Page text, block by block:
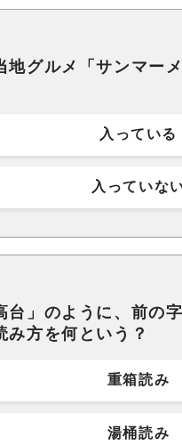
地グルメ「サンマー
入っている
入っていな
台」のように、前の
み方を何という？
重箱読み
湯桶読み